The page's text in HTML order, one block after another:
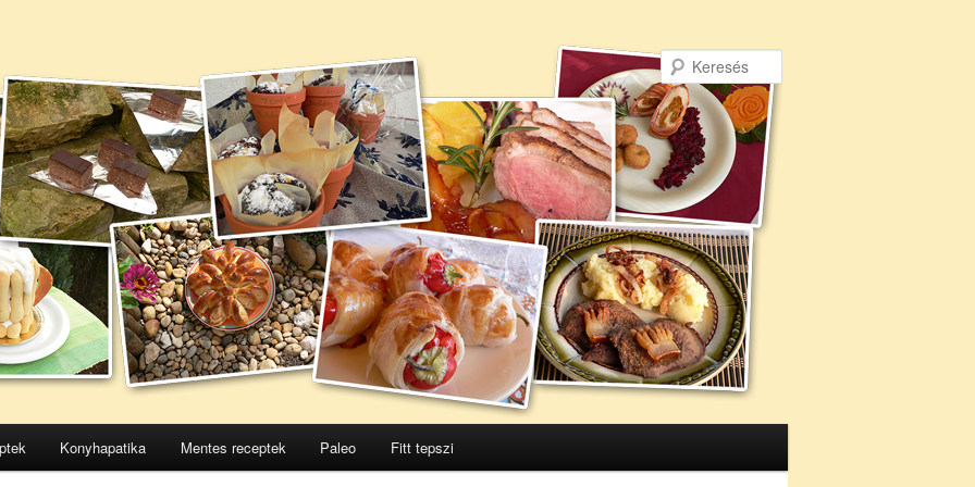
Konyhapatika Mentes receptek Paleo Fitt tepszi